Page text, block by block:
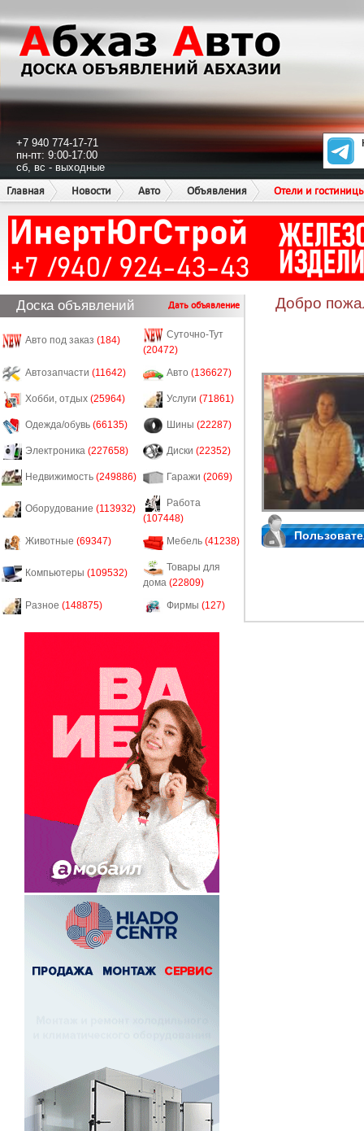
+7 940 774-17-71
пн-пт: 9:00-17:00
сб, вс - выходные
Главная
Новости Авто Объявления Отели и
Доска объявлений Дать объявление
Авто под заказ (184)
Суточно-Тут
(20472)
Автозапчасти (11642) Авто (136627)
Хобби, отдых (25964) Услуги (71861)
Одежда/обувь (66135) Шины (22287)
Электроника (227658) Диски (22352)
Недвижимость (249886) Гаражи (2069)
Оборудование (113932)
Работа
(107448)
Животные (69347) Мебель (41238)
Компьютеры (109532)
Товары для
дома (22809)
Разное (148875) Фирмы (127)
Добро